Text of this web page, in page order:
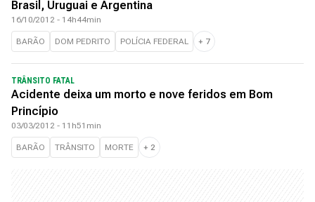
Brasil, Uruguai e Argentina
16/10/2012 - 14h44min
BARÃO DOM PEDRITO POLÍCIA FEDERAL + 7
TRÂNSITO FATAL
Acidente deixa um morto e nove feridos em Bom
Princípio
03/03/2012 - 11h51min
BARÃO TRÂNSITO MORTE + 2